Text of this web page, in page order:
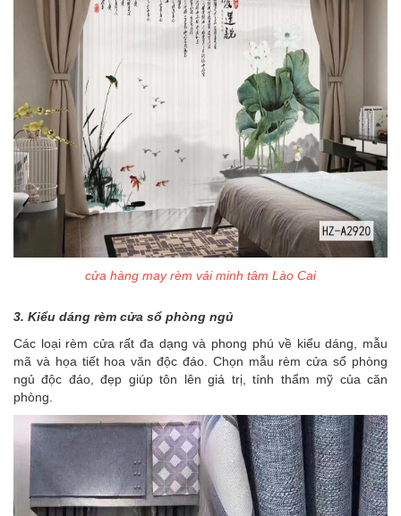
cửa hàng may rèm vải minh tâm Lào Cai
3. Kiểu dáng rèm cửa sổ phòng ngủ
Các loại rèm cửa rất đa dạng và phong phú về kiểu dáng, mẫu
mã và họa tiết hoa văn độc đáo. Chọn mẫu rèm cửa sổ phòng
ngủ độc đáo, đẹp giúp tôn lên giá trị, tính thẩm mỹ của căn
phòng.